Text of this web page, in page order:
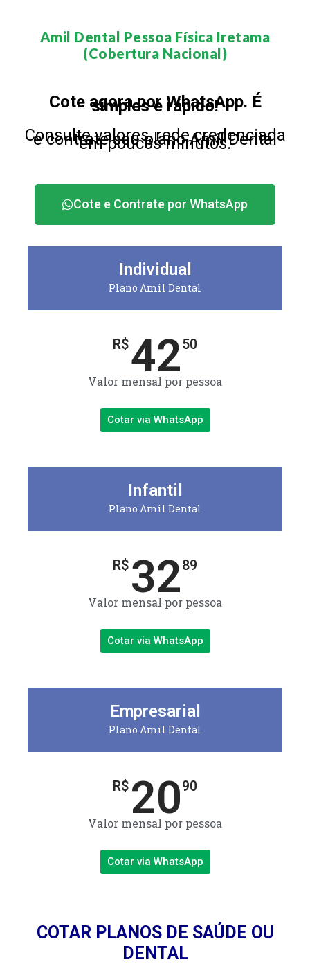
Amil Dental Pessoa Física Iretama
(Cobertura Nacional)​
Cote agora por WhatsApp. É
simples e rápido!
Consulte valores, rede credenciada
e contrate seu plano Amil Dental
em poucos minutos.
Cote e Contrate por WhatsApp
Individual
Plano Amil Dental
R$4250
Valor mensal por pessoa
Cotar via WhatsApp
Infantil
Plano Amil Dental
R$ 3289
Valor mensal por pessoa
Cotar via WhatsApp
Empresarial
Plano Amil Dental
R$ 2090
Valor mensal por pessoa
Cotar via WhatsApp
COTAR PLANOS DE SAÚDE OU
DENTAL